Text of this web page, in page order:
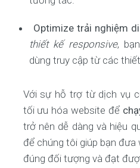
Optimize trải nghiệm
thiết kế responsive,
dùng truy cập từ các
Với sự hỗ trợ từ dịch vụ
tối ưu hóa website để
trở nên dễ dàng và hiệu
để chúng tôi giúp bạn
đúng đối tượng và đạt